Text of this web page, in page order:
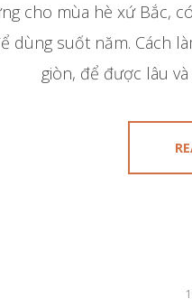
cho mùa hè xứ Bắc,
dùng suốt năm. Cách
giòn, để được lâu